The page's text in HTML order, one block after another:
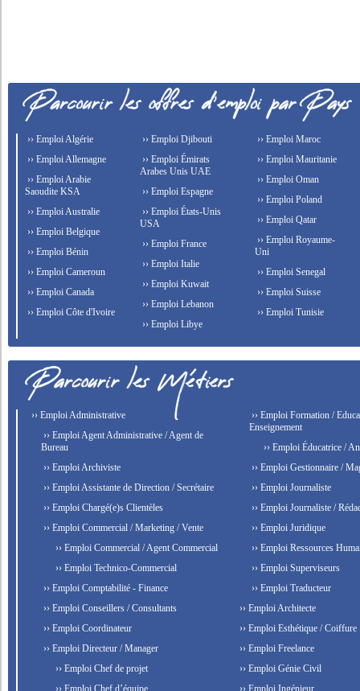
›› Emploi Algérie
›› Emploi Allemagne
›› Emploi Arabie
Saoudite KSA
›› Emploi Australie
›› Emploi Belgique
›› Emploi Bénin
›› Emploi Cameroun
›› Emploi Canada
›› Emploi Côte d'Ivoire
›› Emploi Djibouti
›› Emploi Émirats
Arabes Unis UAE
›› Emploi Espagne
›› Emploi États-Unis
USA
›› Emploi France
›› Emploi Italie
›› Emploi Kuwait
›› Emploi Lebanon
›› Emploi Libye
›› Emploi Maroc
›› Emploi Mauritanie
›› Emploi Oman
›› Emploi Poland
›› Emploi Qatar
›› Emploi Royaume-
Uni
›› Emploi Senegal
›› Emploi Suisse
›› Emploi Tunisie
›› Emploi Administrative
›› Emploi Agent Administrative / Agent de
Bureau
›› Emploi Archiviste
›› Emploi Assistante de Direction / Secrétaire
›› Emploi Chargé(e)s Clientèles
›› Emploi Commercial / Marketing / Vente
›› Emploi Commercial / Agent Commercial
›› Emploi Technico-Commercial
›› Emploi Comptabilité - Finance
›› Emploi Conseillers / Consultants
›› Emploi Coordinateur
›› Emploi Directeur / Manager
›› Emploi Chef de projet
›› Emploi Chef d’équipe
›› Emploi Formation /
Enseignement
›› Emploi Éducatrice /
›› Emploi Gestionnaire /
›› Emploi Journaliste
›› Emploi Journaliste /
›› Emploi Juridique
›› Emploi Ressources
›› Emploi Superviseurs
›› Emploi Traducteur
›› Emploi Architecte
›› Emploi Esthétique / Coiffure
›› Emploi Freelance
›› Emploi Génie Civil
›› Emploi Ingénieur